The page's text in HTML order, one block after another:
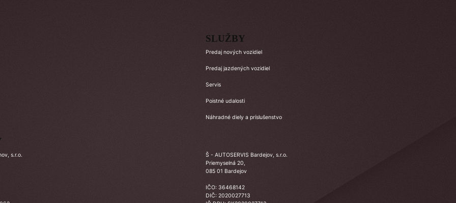
SLUŽBY
Predaj nových vozidiel
Predaj jazdených vozidiel
Servis
Poistné udalosti
Náhradné diely a príslušenstvo
s.r.o.
Š - AUTOSERVIS Bardejov, s.r.o.
Priemyselná 20,
085 01 Bardejov
IČO: 36468142
DIČ: 2020027713